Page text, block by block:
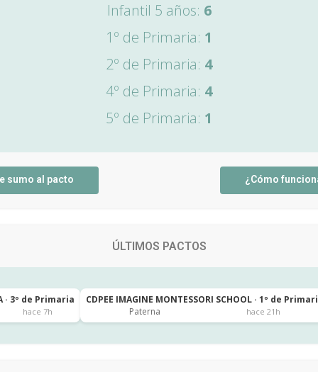
Infantil 5 años: 6
1º de Primaria: 1
2º de Primaria: 4
4º de Primaria: 4
5º de Primaria: 1
sumo al pacto ¿Cómo
ÚLTIMOS PACTOS
· 3º de Primaria
hace 7h
CDPEE IMAGINE MONTESSORI SCHOOL · 1º de
Paterna
hace 21h